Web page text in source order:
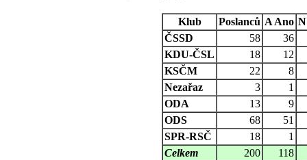
Klub Poslanců A Ano N
ČSSD
58
36
KDU-ČSL
18
12
KSČM
22
8
Nezařaz
3
1
ODA
13
9
ODS
68
51
SPR-RSČ
18
1
Celkem
200 118